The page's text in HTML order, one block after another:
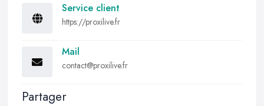
Service client
https://proxilive.fr
Mail
contact@proxilive.fr
Partager